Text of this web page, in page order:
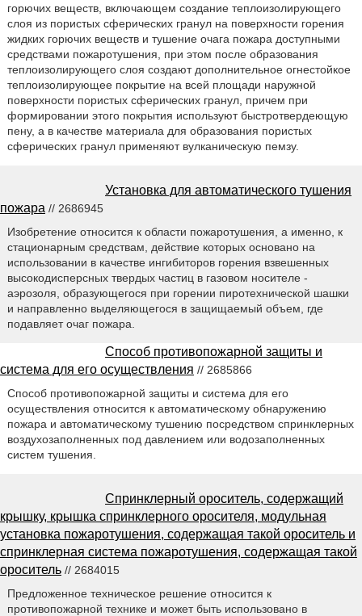
горючих веществ, включающем создание теплоизолирующего
слоя из пористых сферических гранул на поверхности горения
жидких горючих веществ и тушение очага пожара доступными
средствами пожаротушения, при этом после образования
теплоизолирующего слоя создают дополнительное огнестойкое
теплоизолирующее покрытие на всей площади наружной
поверхности пористых сферических гранул, причем при
формировании этого покрытия используют быстротвердеющую
пену, а в качестве материала для образования пористых
сферических гранул применяют вулканическую пемзу.
Установка для автоматического тушения
пожара // 2686945
Изобретение относится к области пожаротушения, а именно, к
стационарным средствам, действие которых основано на
использовании в качестве ингибиторов горения взвешенных
высокодисперсных твердых частиц в газовом носителе -
аэрозоля, образующегося при горении пиротехнической шашки
и направленно выделяющегося в защищаемый объем, где
подавляет очаг пожара.
Способ противопожарной защиты и
система для его осуществления // 2685866
Способ противопожарной защиты и система для его
осуществления относится к автоматическому обнаружению
пожара и автоматическому тушению посредством спринклерных
воздухозаполненных под давлением или водозаполненных
систем тушения.
Спринклерный ороситель, содержащий
крышку, крышка спринклерного оросителя, модульная
установка пожаротушения, содержащая такой ороситель и
спринклерная система пожаротушения, содержащая такой
ороситель // 2684015
Предложенное техническое решение относится к
противопожарной технике и может быть использовано в